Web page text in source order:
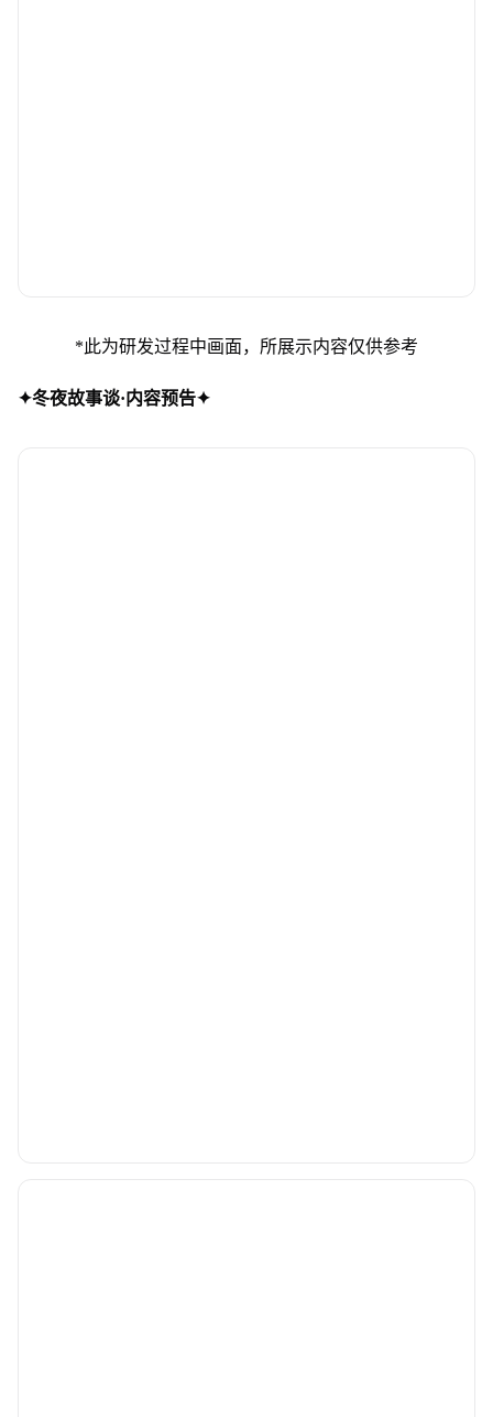
*此为研发过程中画面，所展示内容仅供参考
✦冬夜故事谈·内容预告✦